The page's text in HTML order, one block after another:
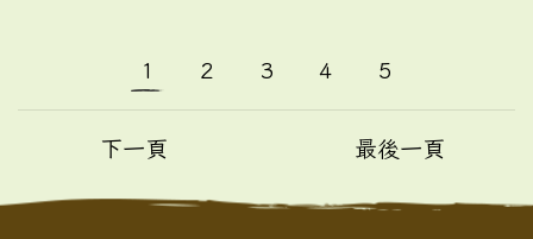
1 2 3 4 5
下一頁 最後一頁